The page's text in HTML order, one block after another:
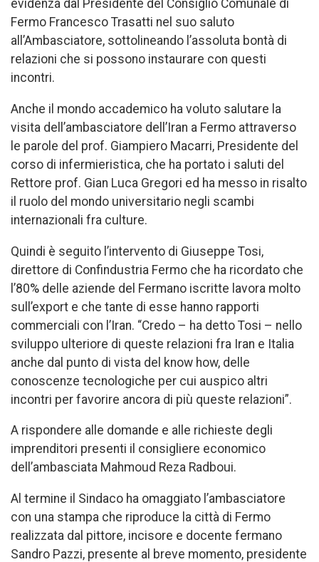
evidenza dal Presidente del Consiglio Comunale di
Fermo Francesco Trasatti nel suo saluto
all’Ambasciatore, sottolineando l’assoluta bontà di
relazioni che si possono instaurare con questi
incontri.
Anche il mondo accademico ha voluto salutare la
visita dell’ambasciatore dell’Iran a Fermo attraverso
le parole del prof. Giampiero Macarri, Presidente del
corso di infermieristica, che ha portato i saluti del
Rettore prof. Gian Luca Gregori ed ha messo in risalto
il ruolo del mondo universitario negli scambi
internazionali fra culture.
Quindi è seguito l’intervento di Giuseppe Tosi,
direttore di Confindustria Fermo che ha ricordato che
l’80% delle aziende del Fermano iscritte lavora molto
sull’export e che tante di esse hanno rapporti
commerciali con l’Iran. “Credo – ha detto Tosi – nello
sviluppo ulteriore di queste relazioni fra Iran e Italia
anche dal punto di vista del know how, delle
conoscenze tecnologiche per cui auspico altri
incontri per favorire ancora di più queste relazioni”.
A rispondere alle domande e alle richieste degli
imprenditori presenti il consigliere economico
dell’ambasciata Mahmoud Reza Radboui.
Al termine il Sindaco ha omaggiato l’ambasciatore
con una stampa che riproduce la città di Fermo
realizzata dal pittore, incisore e docente fermano
Sandro Pazzi, presente al breve momento, presidente